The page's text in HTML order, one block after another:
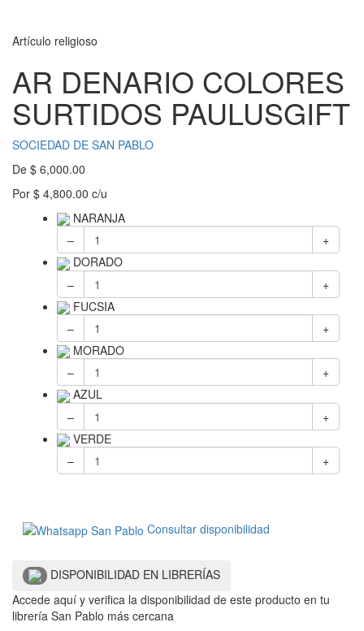
Artículo religioso
AR DENARIO COLORES
SURTIDOS PAULUSGIFT
SOCIEDAD DE SAN PABLO
De $ 6,000.00
Por $ 4,800.00 c/u
NARANJA
–
+
DORADO
–
+
FUCSIA
–
+
MORADO
–
+
AZUL
–
+
VERDE
–
+
Consultar disponibilidad
DISPONIBILIDAD EN LIBRERÍAS
Accede aquí y verifica la disponibilidad de este producto en tu
librería San Pablo más cercana